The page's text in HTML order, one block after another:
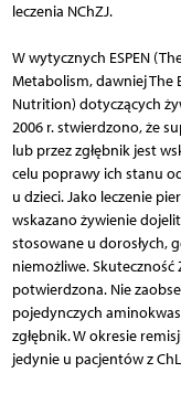
leczenia NChZJ.
W wytycznych ESPEN
Metabolism, dawniej The
Nutrition) dotyczących
2006 r. stwierdzono, że
lub przez zgłębnik jest
celu poprawy ich stanu
u dzieci. Jako leczenie
wskazano żywienie
stosowane u dorosłych,
niemożliwe. Skuteczność
potwierdzona. Nie
pojedynczych
zgłębnik. W okresie
jedynie u pacjentów z